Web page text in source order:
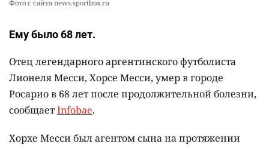
Фото с сайта news.sportbox.ru
Ему было 68 лет.
Отец легендарного аргентинского футболиста
Лионеля Месси, Хорсе Месси, умер в городе
Росарио в 68 лет после продолжительной болезни,
сообщаетInfobae.
Хорхе Месси был агентом сына на протяжении